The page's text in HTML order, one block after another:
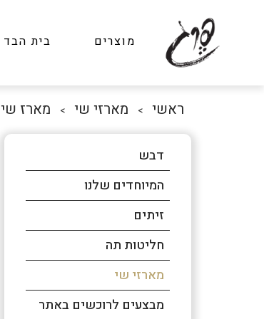
מוצרים בית הבד
ראשי > מארזי שי > מארז שי 9 - מארז חברים
דבש
המיוחדים שלנו
זיתים
חליטות תה
מארזי שי
מבצעים לרוכשים באתר